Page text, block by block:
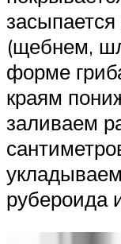
(щебнем,
форме
краям
заливаем
рубероида